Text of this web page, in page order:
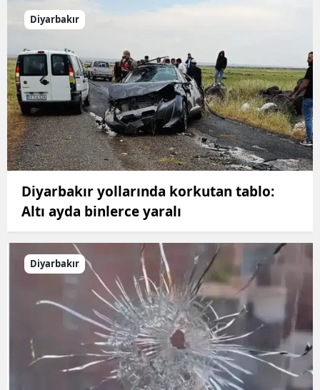
Diyarbakır
Diyarbakır yollarında korkutan tablo:
Altı ayda binlerce yaralı
Diyarbakır